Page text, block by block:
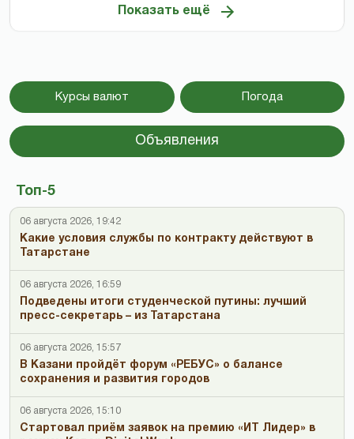
Показать ещё
Курсы валют Погода
Объявления
Топ-5
06 августа 2026, 19:42
Какие условия службы по контракту действуют в
Татарстане
06 августа 2026, 16:59
Подведены итоги студенческой путины: лучший
пресс-секретарь – из Татарстана
06 августа 2026, 15:57
В Казани пройдёт форум «РЕБУС» о балансе
сохранения и развития городов
06 августа 2026, 15:10
Стартовал приём заявок на премию «ИТ Лидер» в